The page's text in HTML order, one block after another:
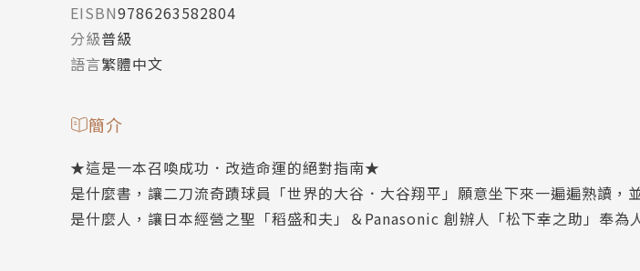
EISBN9786263582804
分級普級
語言繁體中文
簡介
★這是一本召喚成功．改造命運的絕對指南★
是什麼書，讓二刀流奇蹟球員「世界的大谷．大谷翔平」願意坐下來一遍遍熟讀，
是什麼人，讓日本經營之聖「稻盛和夫」＆Panasonic 創辦人「松下幸之助」奉為